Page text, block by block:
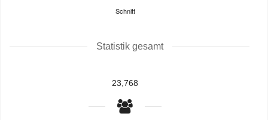
Schnitt
Statistik gesamt
23,768